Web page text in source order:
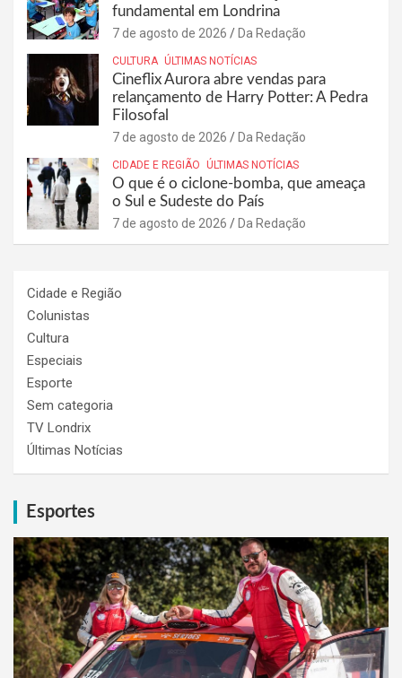
fundamental em Londrina
7 de agosto de 2026 Da Redação
CULTURA ÚLTIMAS NOTÍCIAS
Cineflix Aurora abre vendas para
relançamento de Harry Potter: A Pedra
Filosofal
7 de agosto de 2026 Da Redação
CIDADE E REGIÃO ÚLTIMAS NOTÍCIAS
O que é o ciclone-bomba, que ameaça
o Sul e Sudeste do País
7 de agosto de 2026 Da Redação
Cidade e Região
Colunistas
Cultura
Especiais
Esporte
Sem categoria
TV Londrix
Últimas Notícias
Esportes